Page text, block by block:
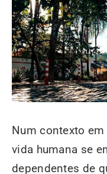
Num contexto
vida humana se
dependentes de